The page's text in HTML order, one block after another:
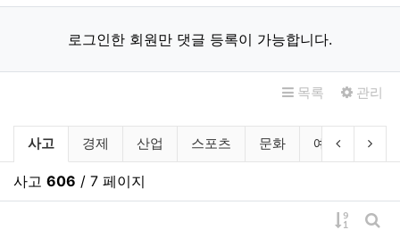
로그인한 회원만 댓글 등록이 가능합니다.
목록 관리
뉴스 분류 목록
현재 분류
사고 경제 산업 스포츠 문화 예술 기타
이전 분류
다
사고 606 / 7 페이지
게시물